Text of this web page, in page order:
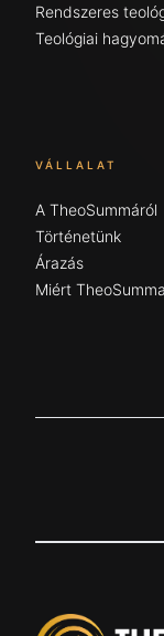
Rendszeres
Teológiai
VÁLLALAT
A TheoSummáról
Történetünk
Árazás
Miért TheoSumma